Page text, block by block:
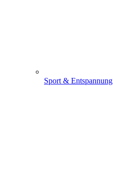
Sport & Entspannung